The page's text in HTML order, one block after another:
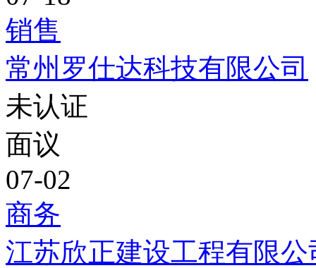
销售
常州罗仕达科技有限公司
未认证
面议
07-02
商务
江苏欣正建设工程有限